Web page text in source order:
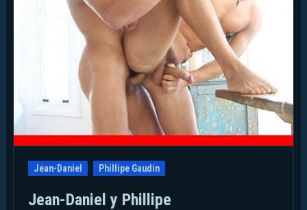
Jean-Daniel Phillipe Gaudin
Jean-Daniel y Phillipe